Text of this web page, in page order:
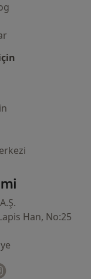
- Ana Sayfa
Han, No:25
açılır
bir sekmede açılır